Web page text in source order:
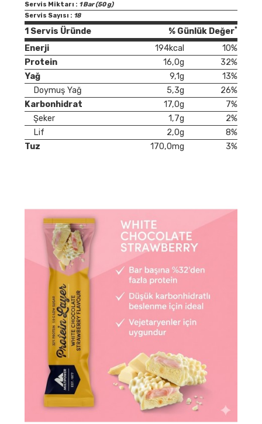
Servis Miktarı : 1 Bar (50 g)
Servis Sayısı : 18
1 Servis Üründe % Günlük Değer*
194kcal 10%
Enerji
16,0g
32%
Protein
9,1g
13%
Yağ
5,3g
26%
Doymuş Yağ
17,0g
7%
Karbonhidrat
1,7g
2%
Şeker
2,0g
8%
Lif
170,0mg
3%
Tuz